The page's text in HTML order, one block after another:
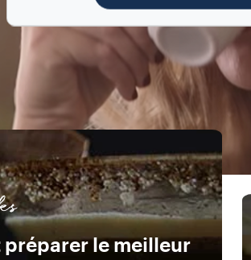
préparer le meilleur